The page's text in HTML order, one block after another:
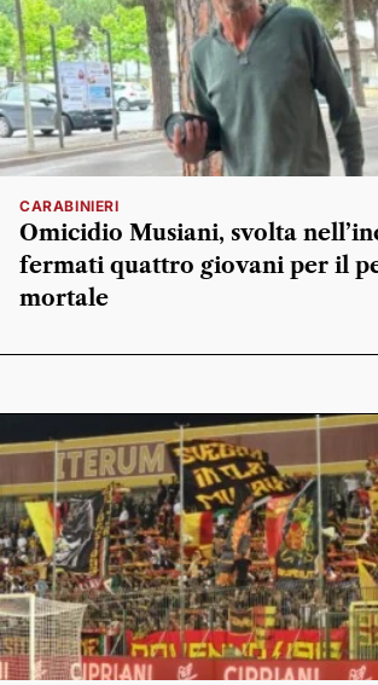
CARABINIERI
Omicidio Musiani, svolta
fermati quattro giovani per il
mortale